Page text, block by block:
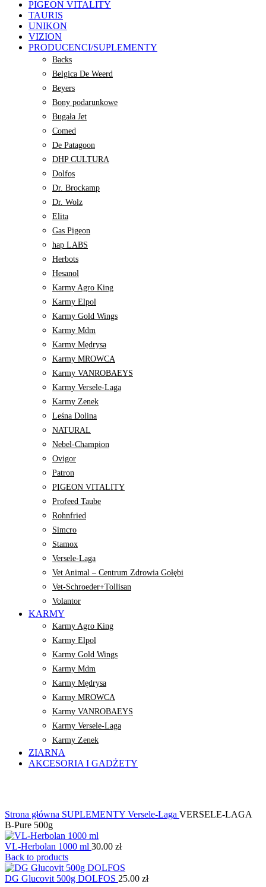
PIGEON VITALITY
TAURIS
UNIKON
VIZION
PRODUCENCI/SUPLEMENTY
Backs
Belgica De Weerd
Beyers
Bony podarunkowe
Bugała Jet
Comed
De Patagoon
DHP CULTURA
Dolfos
Dr. Brockamp
Dr. Wolz
Elita
Gas Pigeon
hap LABS
Herbots
Hesanol
Karmy Agro King
Karmy Elpol
Karmy Gold Wings
Karmy Mdm
Karmy Mędrysa
Karmy MROWCA
Karmy VANROBAEYS
Karmy Versele-Laga
Karmy Zenek
Leśna Dolina
NATURAL
Nebel-Champion
Ovigor
Patron
PIGEON VITALITY
Profeed Taube
Rohnfried
Simcro
Stamox
Versele-Laga
Vet Animal – Centrum Zdrowia Gołębi
Vet-Schroeder+Tollisan
Volantor
KARMY
Karmy Agro King
Karmy Elpol
Karmy Gold Wings
Karmy Mdm
Karmy Mędrysa
Karmy MROWCA
Karmy VANROBAEYS
Karmy Versele-Laga
Karmy Zenek
ZIARNA
AKCESORIA I GADŻETY
Strona główna SUPLEMENTY Versele-Laga VERSELE-LAGA
B-Pure 500g
VL-Herbolan 1000 ml 30.00 zł
Back to products
DG Glucovit 500g DOLFOS 25.00 zł